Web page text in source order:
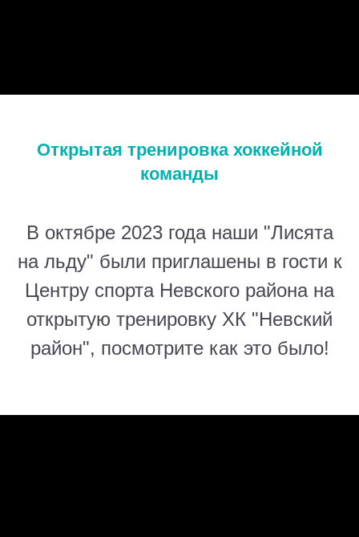
Открытая тренировка хоккейной
команды
В октябре 2023 года наши "Лисята
на льду" были приглашены в гости к
Центру спорта Невского района на
открытую тренировку ХК "Невский
район", посмотрите как это было!